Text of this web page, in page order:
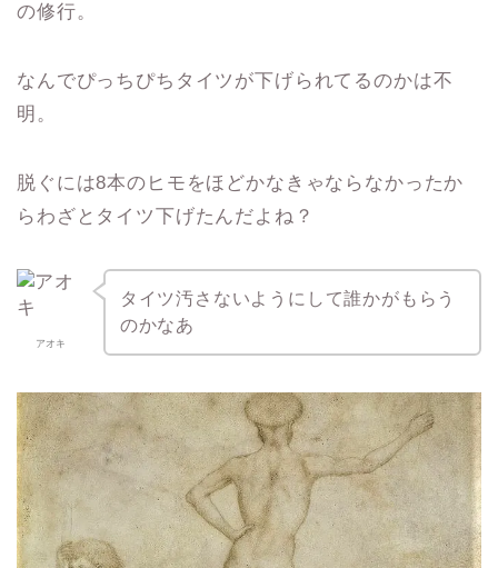
の修行。
なんでぴっちぴちタイツが下げられてるのかは不
明。
脱ぐには8本のヒモをほどかなきゃならなかったか
らわざとタイツ下げたんだよね？
アオキ
タイツ汚さないようにして誰かがもらう
のかなあ